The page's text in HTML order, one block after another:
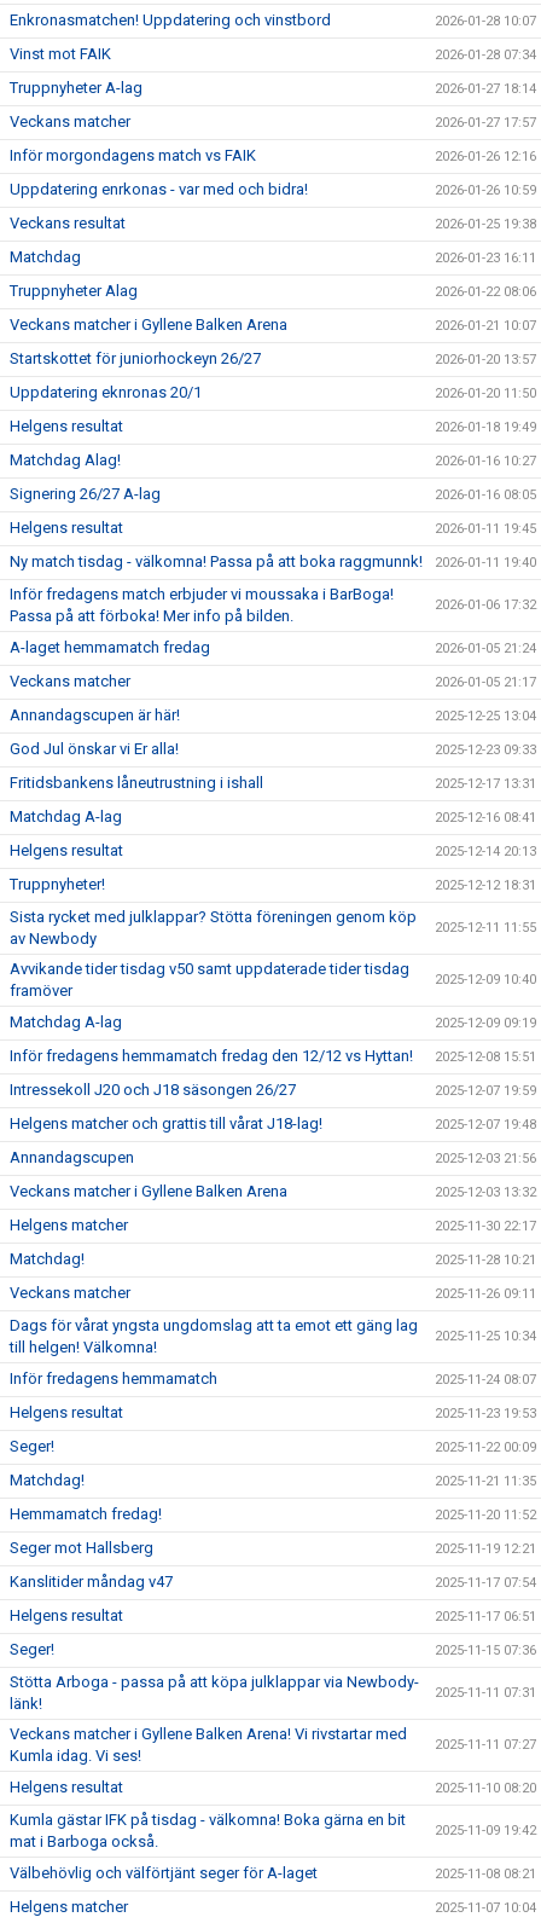
Enkronasmatchen! Uppdatering och vinstbord 2026-01-28 10:07
Vinst mot FAIK 2026-01-28 07:34
Truppnyheter A-lag 2026-01-27 18:14
Veckans matcher 2026-01-27 17:57
Inför morgondagens match vs FAIK 2026-01-26 12:16
Uppdatering enrkonas - var med och bidra! 2026-01-26 10:59
Veckans resultat 2026-01-25 19:38
Matchdag 2026-01-23 16:11
Truppnyheter Alag 2026-01-22 08:06
Veckans matcher i Gyllene Balken Arena 2026-01-21 10:07
Startskottet för juniorhockeyn 26/27 2026-01-20 13:57
Uppdatering eknronas 20/1 2026-01-20 11:50
Helgens resultat 2026-01-18 19:49
Matchdag Alag! 2026-01-16 10:27
Signering 26/27 A-lag 2026-01-16 08:05
Helgens resultat 2026-01-11 19:45
Ny match tisdag - välkomna! Passa på att boka raggmunnk! 2026-01-11 19:40
Inför fredagens match erbjuder vi moussaka i BarBoga!
Passa på att förboka! Mer info på bilden.
2026-01-06 17:32
A-laget hemmamatch fredag 2026-01-05 21:24
Veckans matcher 2026-01-05 21:17
Annandagscupen är här! 2025-12-25 13:04
God Jul önskar vi Er alla! 2025-12-23 09:33
Fritidsbankens låneutrustning i ishall 2025-12-17 13:31
Matchdag A-lag 2025-12-16 08:41
Helgens resultat 2025-12-14 20:13
Truppnyheter! 2025-12-12 18:31
Sista rycket med julklappar? Stötta föreningen genom köp
av Newbody
2025-12-11 11:55
Avvikande tider tisdag v50 samt uppdaterade tider tisdag
framöver
2025-12-09 10:40
Matchdag A-lag 2025-12-09 09:19
Inför fredagens hemmamatch fredag den 12/12 vs Hyttan! 2025-12-08 15:51
Intressekoll J20 och J18 säsongen 26/27 2025-12-07 19:59
Helgens matcher och grattis till vårat J18-lag! 2025-12-07 19:48
Annandagscupen 2025-12-03 21:56
Veckans matcher i Gyllene Balken Arena 2025-12-03 13:32
Helgens matcher 2025-11-30 22:17
Matchdag! 2025-11-28 10:21
Veckans matcher 2025-11-26 09:11
Dags för vårat yngsta ungdomslag att ta emot ett gäng lag
till helgen! Välkomna!
2025-11-25 10:34
Inför fredagens hemmamatch 2025-11-24 08:07
Helgens resultat 2025-11-23 19:53
Seger! 2025-11-22 00:09
Matchdag! 2025-11-21 11:35
Hemmamatch fredag! 2025-11-20 11:52
Seger mot Hallsberg 2025-11-19 12:21
Kanslitider måndag v47 2025-11-17 07:54
Helgens resultat 2025-11-17 06:51
Seger! 2025-11-15 07:36
Stötta Arboga - passa på att köpa julklappar via Newbody-
länk!
2025-11-11 07:31
Veckans matcher i Gyllene Balken Arena! Vi rivstartar med
Kumla idag. Vi ses!
2025-11-11 07:27
Helgens resultat 2025-11-10 08:20
Kumla gästar IFK på tisdag - välkomna! Boka gärna en bit
mat i Barboga också.
2025-11-09 19:42
Välbehövlig och välförtjänt seger för A-laget 2025-11-08 08:21
Helgens matcher 2025-11-07 10:04